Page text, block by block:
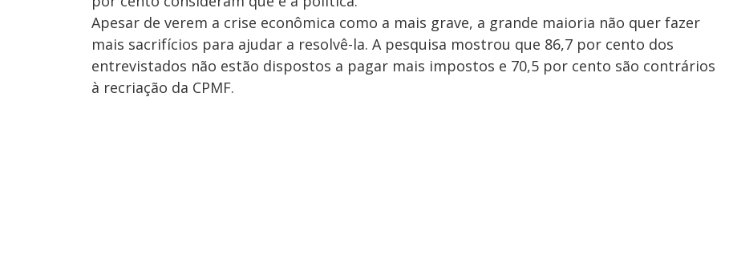
Apesar de verem a crise econômica como a mais grave, a grande maioria não quer fazer
mais sacrifícios para ajudar a resolvê-la. A pesquisa mostrou que 86,7 por cento dos
entrevistados não estão dispostos a pagar mais impostos e 70,5 por cento são contrários
à recriação da CPMF.